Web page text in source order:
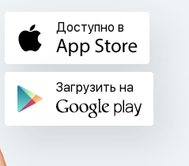
Доступно в
Загрузить на